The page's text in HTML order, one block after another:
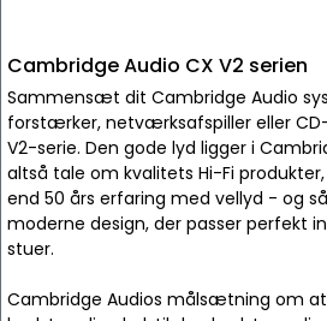
Cambridge Audio CX V2 serien
Sammensæt dit Cambridge Audio
forstærker, netværksafspiller eller
V2-serie. Den gode lyd ligger i
altså tale om kvalitets Hi-Fi
end 50 års erfaring med vellyd - og
moderne design, der passer perfekt
stuer.
Cambridge Audios målsætning om